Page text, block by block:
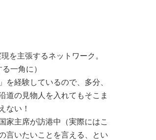
を主張するネットワーク。
る一角に）
を経験しているので、多分、
道の見物人を入れてもそこま
ない！
家主席が訪港中（実際にはこ
言いたいことを言える、とい